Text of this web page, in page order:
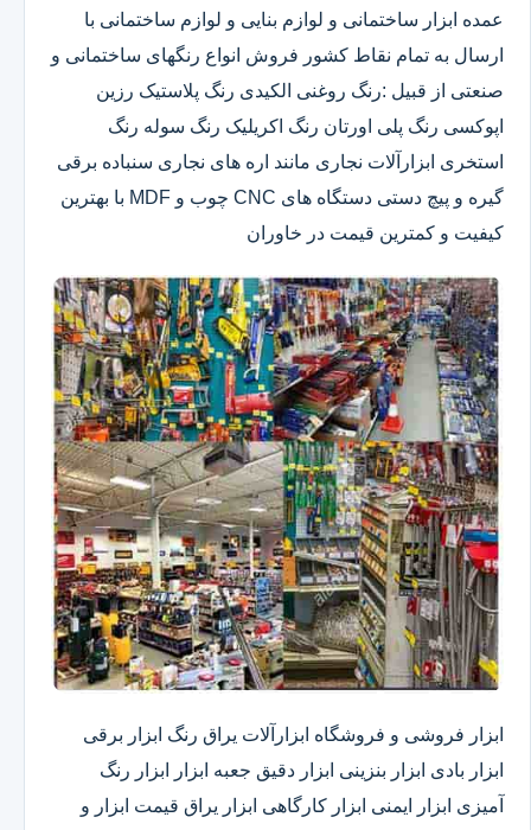
عمده ابزار ساختمانی و لوازم بنایی و لوازم ساختمانی با
ارسال به تمام نقاط کشور فروش انواع رنگهای ساختمانی و
صنعتی از قبیل :رنگ روغنی الکیدی رنگ پلاستیک رزین
اپوکسی رنگ پلی اورتان رنگ اکریلیک رنگ سوله رنگ
استخری ابزارآلات نجاری مانند اره های نجاری سنباده برقی
گیره و پیچ دستی دستگاه های CNC چوب و MDF با بهترین
کیفیت و کمترین قیمت در خاوران
ابزار فروشی و فروشگاه ابزارآلات یراق رنگ ابزار برقی
ابزار بادی ابزار بنزینی ابزار دقیق​ جعبه ابزار ابزار رنگ
آمیزی ابزار ایمنی ابزار کارگاهی ابزار یراق قیمت ابزار و